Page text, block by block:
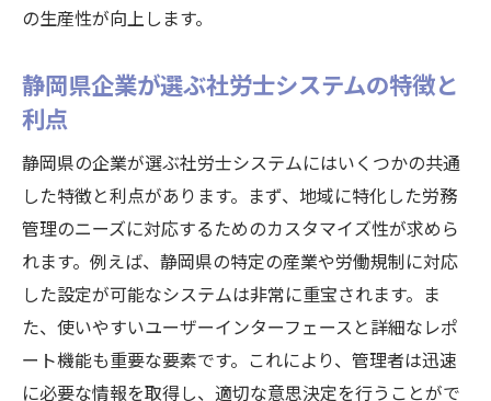
果
た業務効率化の事例
小売業の労務管理改善事例
サービス業での社労士システム導入効果
社労士システムで実現するペーパーレス化
中小企業が社労士システムで得た効率化の
成果
実際の事例から学ぶ社労士システムの導入
プロセス
の生産性が向上します。
静岡県企業が選ぶ社労士システムの特徴と
利点
静岡県の企業が選ぶ社労士システムにはいくつかの共通
した特徴と利点があります。まず、地域に特化した労務
管理のニーズに対応するためのカスタマイズ性が求めら
れます。例えば、静岡県の特定の産業や労働規制に対応
した設定が可能なシステムは非常に重宝されます。ま
た、使いやすいユーザーインターフェースと詳細なレポ
ート機能も重要な要素です。これにより、管理者は迅速
に必要な情報を取得し、適切な意思決定を行うことがで